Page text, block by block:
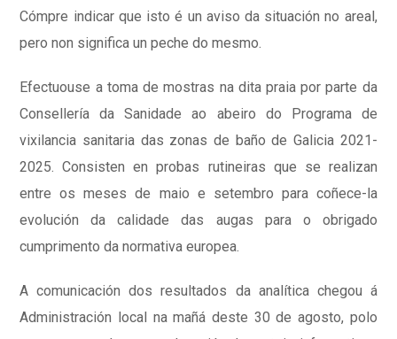
Cómpre indicar que isto é un aviso da situación no areal,
pero non significa un peche do mesmo.
Efectuouse a toma de mostras na dita praia por parte da
Consellería da Sanidade ao abeiro do Programa de
vixilancia sanitaria das zonas de baño de Galicia 2021-
2025. Consisten en probas rutineiras que se realizan
entre os meses de maio e setembro para coñece-la
evolución da calidade das augas para o obrigado
cumprimento da normativa europea.
A comunicación dos resultados da analítica chegou á
Administración local na mañá deste 30 de agosto, polo